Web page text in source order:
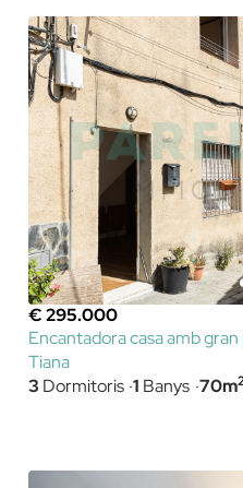
€ 295.000
Encantadora casa amb
Tiana
3 Dormitoris 1 Banys 70m